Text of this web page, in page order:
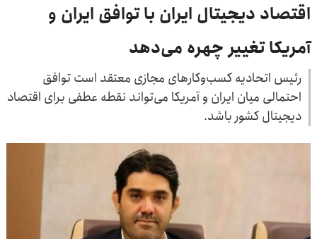
اقتصاد دیجیتال ایران با توافق ایران و
آمریکا تغییر چهره می‌دهد
رئیس اتحادیه کسب‌وکارهای مجازی معتقد است توافق
احتمالی میان ایران و آمریکا می‌تواند نقطه عطفی برای اقتصاد
دیجیتال کشور باشد.